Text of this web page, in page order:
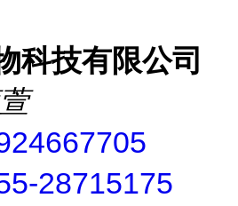
科技有限公司
28715175